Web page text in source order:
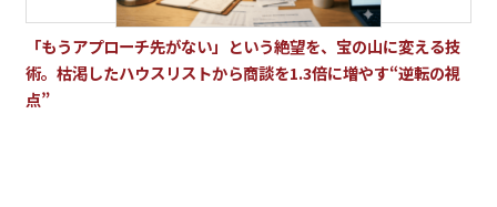
「もうアプローチ先がない」という絶望を、宝の山に変える技
術。枯渇したハウスリストから商談を1.3倍に増やす“逆転の視
点”